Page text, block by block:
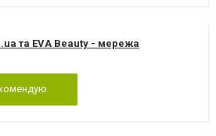
та EVA Beauty - мережа